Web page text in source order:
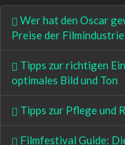
Wer hat den Oscar
Preise der Filmindustrie
Tipps zur richtigen
optimales Bild und Ton
Tipps zur Pflege und
Filmfestival Guide: